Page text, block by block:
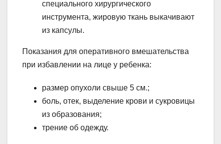
специального хирургического
инструмента, жировую ткань выкачивают
из капсулы.
Показания для оперативного вмешательства
при избавлении на лице у ребенка:
размер опухоли свыше 5 см.;
боль, отек, выделение крови и сукровицы
из образования;
трение об одежду.